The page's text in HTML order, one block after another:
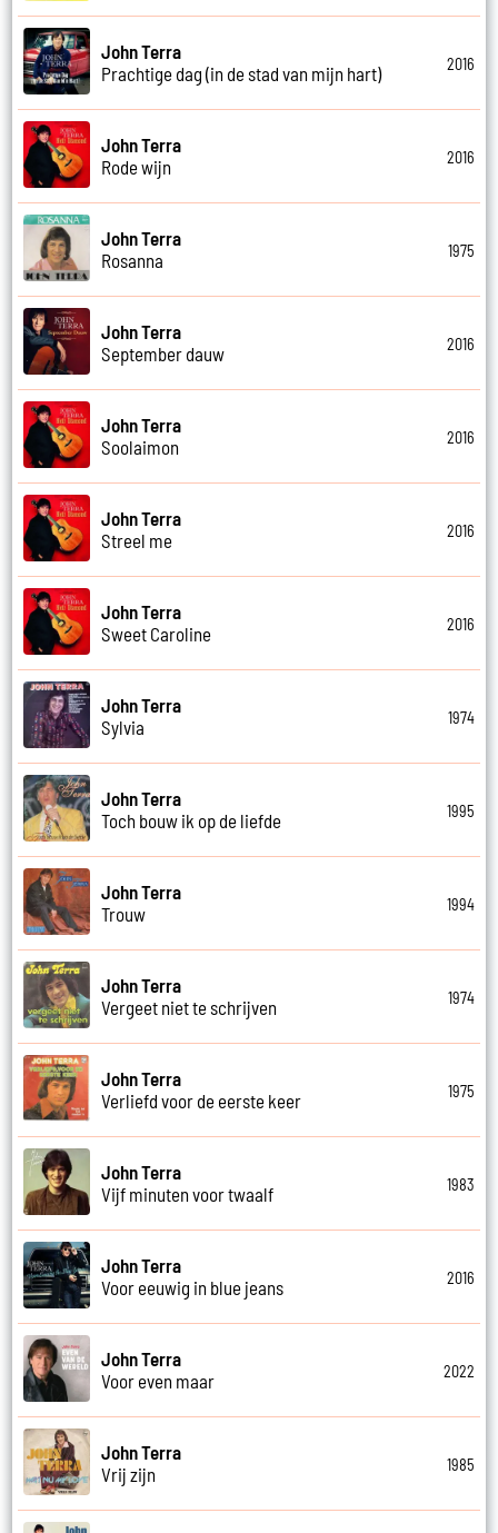
John Terra
Prachtige dag (in de stad van mijn hart)
2016
John Terra
Rode wijn
2016
John Terra
Rosanna
1975
John Terra
September dauw
2016
John Terra
Soolaimon
2016
John Terra
Streel me
2016
John Terra
Sweet Caroline
2016
John Terra
Sylvia
1974
John Terra
Toch bouw ik op de liefde
1995
John Terra
Trouw
1994
John Terra
Vergeet niet te schrijven
1974
John Terra
Verliefd voor de eerste keer
1975
John Terra
Vijf minuten voor twaalf
1983
John Terra
Voor eeuwig in blue jeans
2016
John Terra
Voor even maar
2022
John Terra
Vrij zijn
1985